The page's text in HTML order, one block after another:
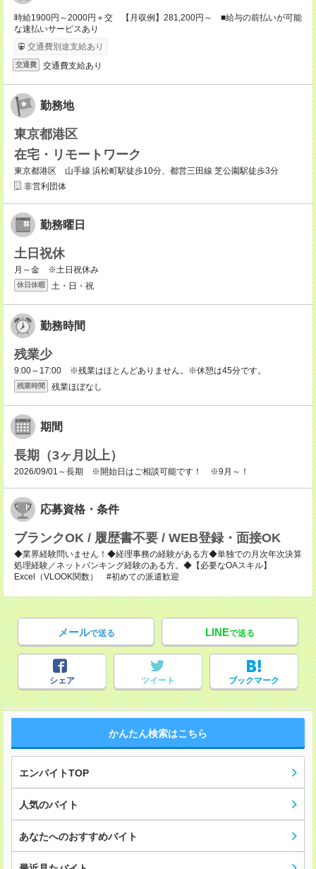
時給1900円～2000円＋交 【月収例】281,200円～ ■給与の前払いが可能
な速払いサービスあり
交通費別途支給あり
交通費 交通費支給あり
勤務地
東京都港区
在宅・リモートワーク
東京都港区 山手線 浜松町駅徒歩10分、都営三田線 芝公園駅徒歩3分
非営利団体
勤務曜日
土日祝休
月～金 ※土日祝休み
休日休暇 土・日・祝
勤務時間
残業少
9:00～17:00 ※残業はほとんどありません。※休憩は45分です。
残業時間 残業ほぼなし
期間
長期（3ヶ月以上）
2026/09/01～長期 ※開始日はご相談可能です！ ※9月～！
応募資格・条件
ブランクOK / 履歴書不要 / WEB登録・面接OK
◆業界経験問いません！◆経理事務の経験がある方◆単独での月次年次決算
処理経験／ネットバンキング経験のある方。◆【必要なOAスキル】
Excel（VLOOK関数） #初めての派遣歓迎
メールで送る LINEで送る
シェア ツイート ブックマーク
かんたん検索はこちら
エンバイトTOP
人気のバイト
あなたへのおすすめバイト